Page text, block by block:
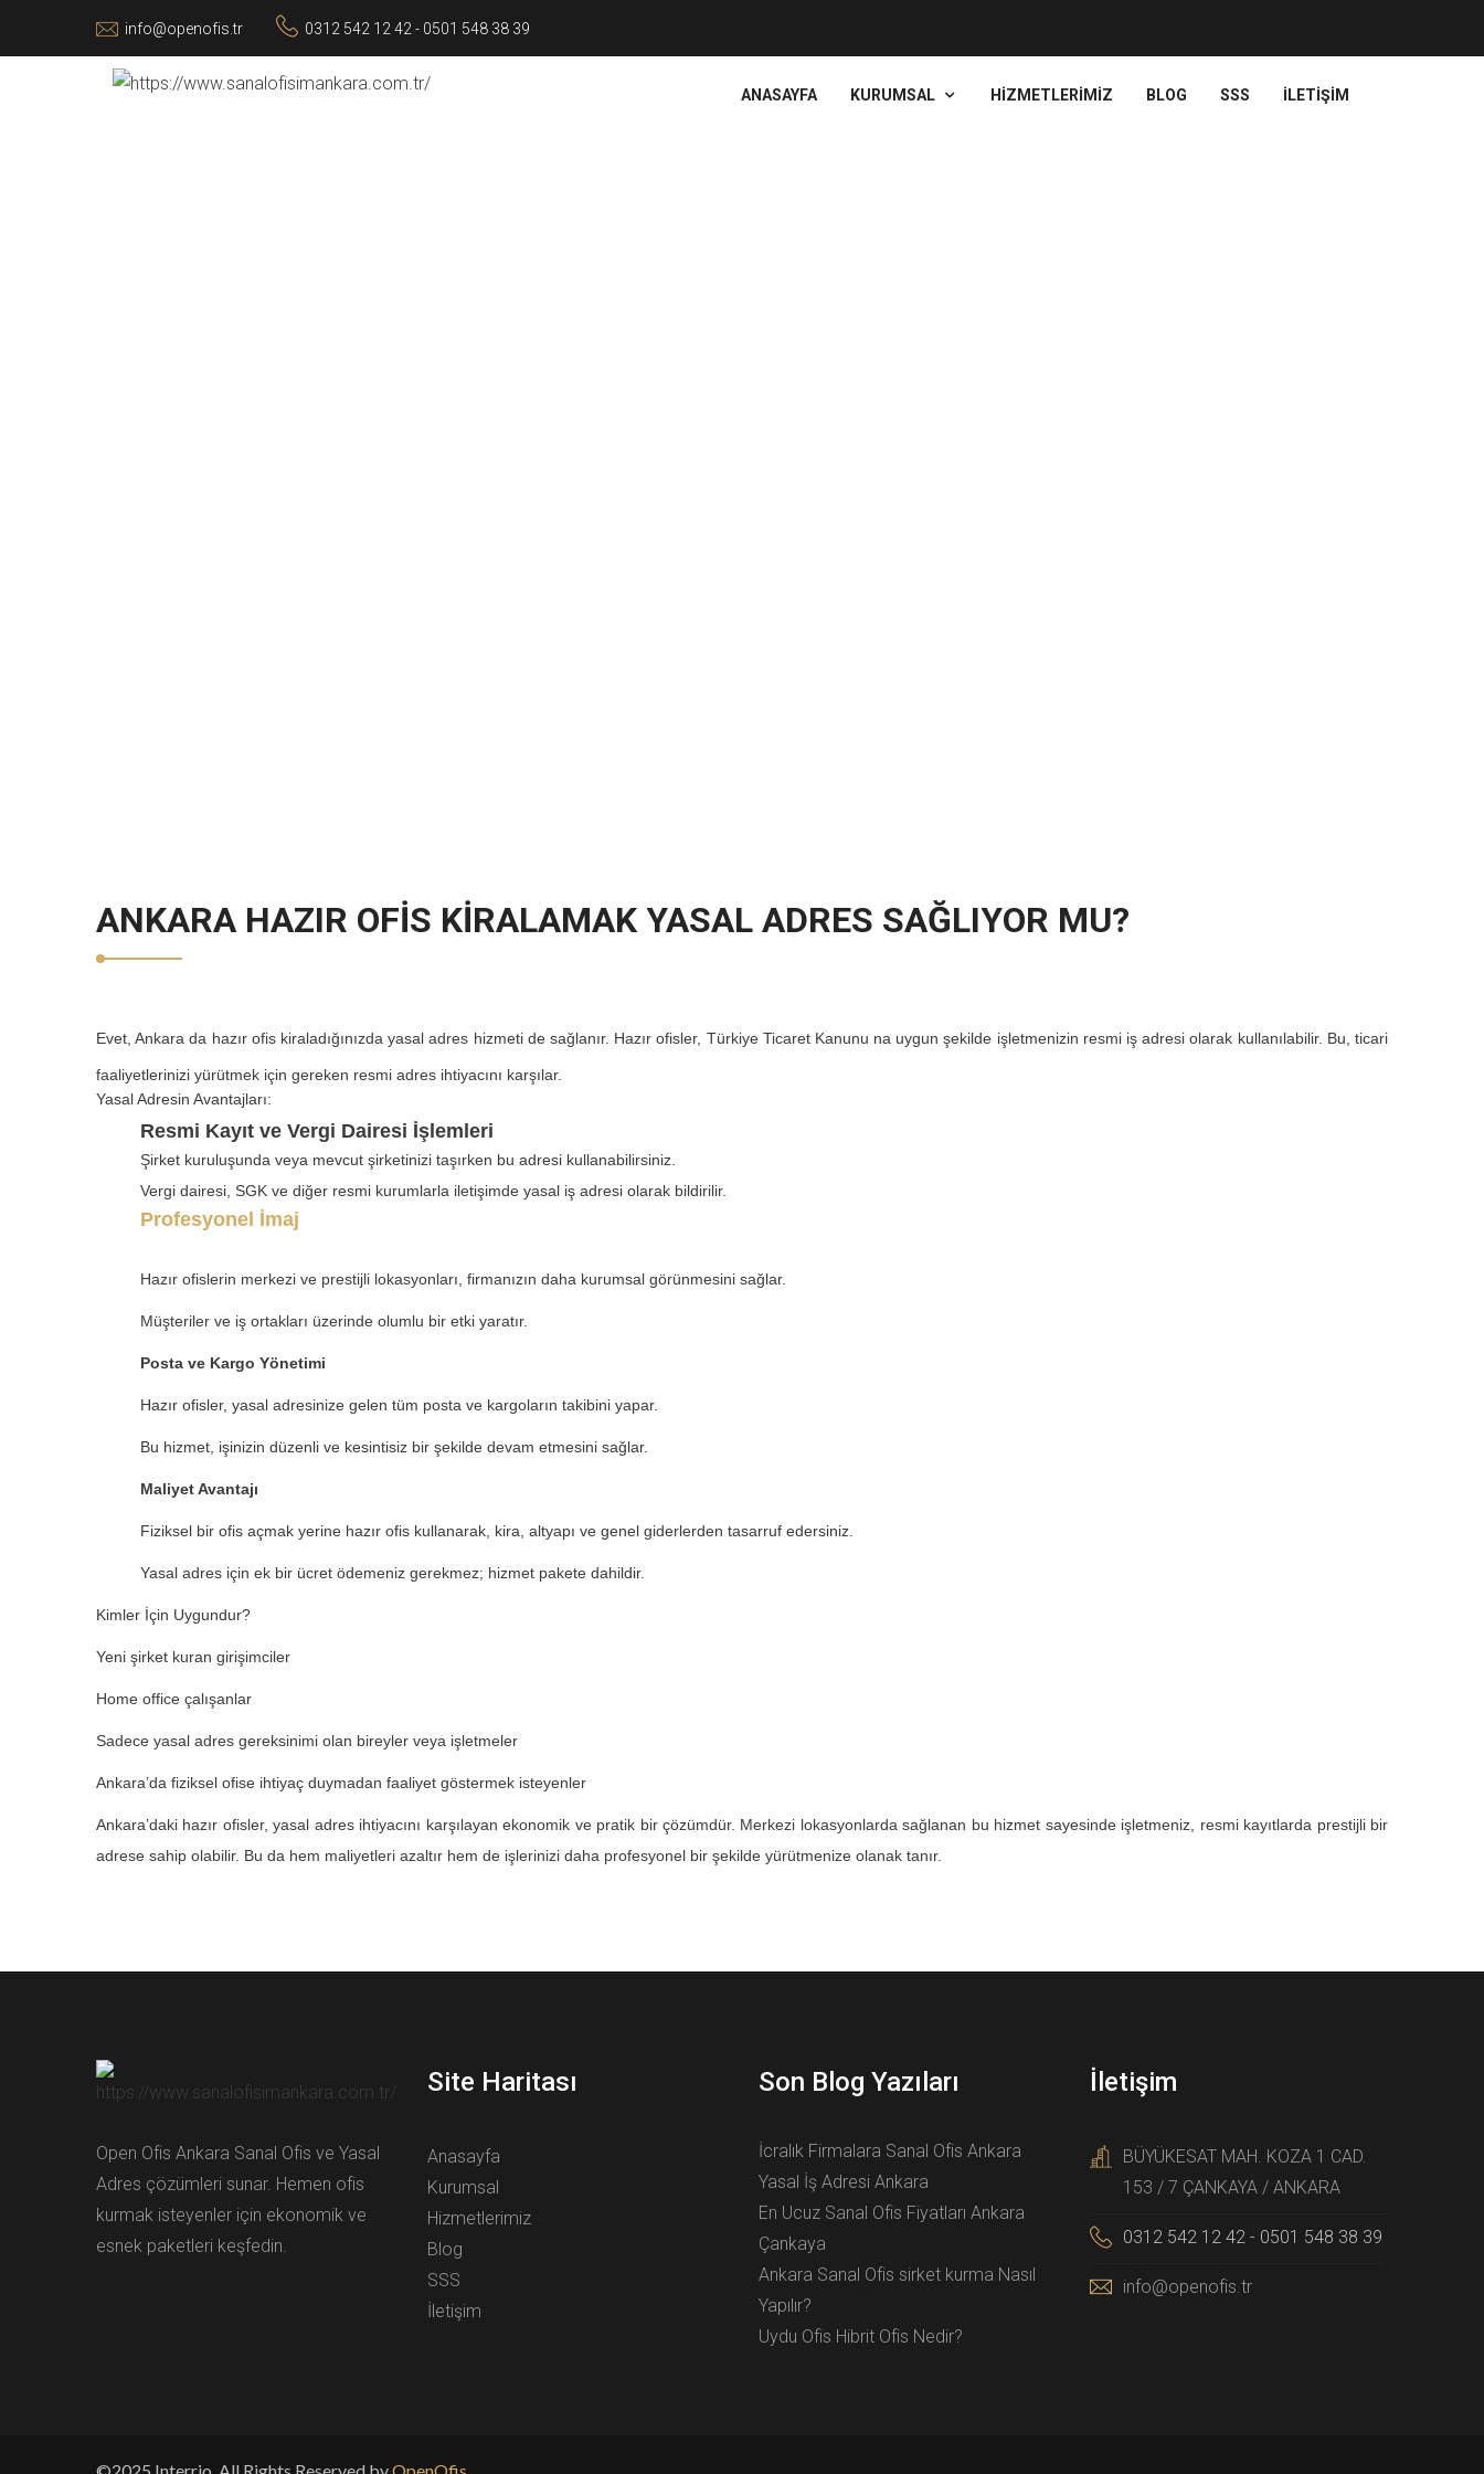
info@openofis.tr 0312 542 12 42 - 0501 548 38 39
ANASAYFA KURUMSAL HIZMETLERIMIZ BLOG SSS İLETIŞIM
ANKARA HAZIR OFIS KIRALAMAK YASAL ADRES SAĞLIYOR MU?
Evet, Ankara da hazır ofis kiraladığınızda yasal adres hizmeti de sağlanır. Hazır ofisler, Türkiye Ticaret Kanunu na uygun şekilde işletmenizin resmi iş adresi olarak kullanılabilir. Bu, ticari
faaliyetlerinizi yürütmek için gereken resmi adres ihtiyacını karşılar.
Yasal Adresin Avantajları:
Resmi Kayıt ve Vergi Dairesi İşlemleri
Şirket kuruluşunda veya mevcut şirketinizi taşırken bu adresi kullanabilirsiniz.
Vergi dairesi, SGK ve diğer resmi kurumlarla iletişimde yasal iş adresi olarak bildirilir.
Profesyonel İmaj
Hazır ofislerin merkezi ve prestijli lokasyonları, firmanızın daha kurumsal görünmesini sağlar.
Müşteriler ve iş ortakları üzerinde olumlu bir etki yaratır.
Posta ve Kargo Yönetimi
Hazır ofisler, yasal adresinize gelen tüm posta ve kargoların takibini yapar.
Bu hizmet, işinizin düzenli ve kesintisiz bir şekilde devam etmesini sağlar.
Maliyet Avantajı
Fiziksel bir ofis açmak yerine hazır ofis kullanarak, kira, altyapı ve genel giderlerden tasarruf edersiniz.
Yasal adres için ek bir ücret ödemeniz gerekmez; hizmet pakete dahildir.
Kimler İçin Uygundur?
Yeni şirket kuran girişimciler
Home office çalışanlar
Sadece yasal adres gereksinimi olan bireyler veya işletmeler
Ankara’da fiziksel ofise ihtiyaç duymadan faaliyet göstermek isteyenler
Ankara’daki hazır ofisler, yasal adres ihtiyacını karşılayan ekonomik ve pratik bir çözümdür. Merkezi lokasyonlarda sağlanan bu hizmet sayesinde işletmeniz, resmi kayıtlarda prestijli bir
adrese sahip olabilir. Bu da hem maliyetleri azaltır hem de işlerinizi daha profesyonel bir şekilde yürütmenize olanak tanır.
Open Ofis Ankara Sanal Ofis ve Yasal
Adres çözümleri sunar. Hemen ofis
kurmak isteyenler için ekonomik ve
esnek paketleri keşfedin.
Site Haritası
Anasayfa
Kurumsal
Hizmetlerimiz
Blog
SSS
İletişim
Son Blog Yazıları
İcralık Firmalara Sanal Ofis Ankara
Yasal İş Adresi Ankara
En Ucuz Sanal Ofis Fiyatları Ankara
Çankaya
Ankara Sanal Ofis sirket kurma Nasıl
Yapılır?
Uydu Ofis Hibrit Ofis Nedir?
İletişim
BÜYÜKESAT MAH. KOZA 1 CAD.
153 / 7 ÇANKAYA / ANKARA
0312 542 12 42 - 0501 548 38 39
info@openofis.tr